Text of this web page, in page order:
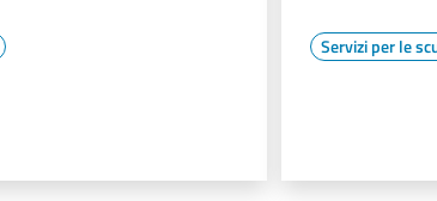
Servizi per le